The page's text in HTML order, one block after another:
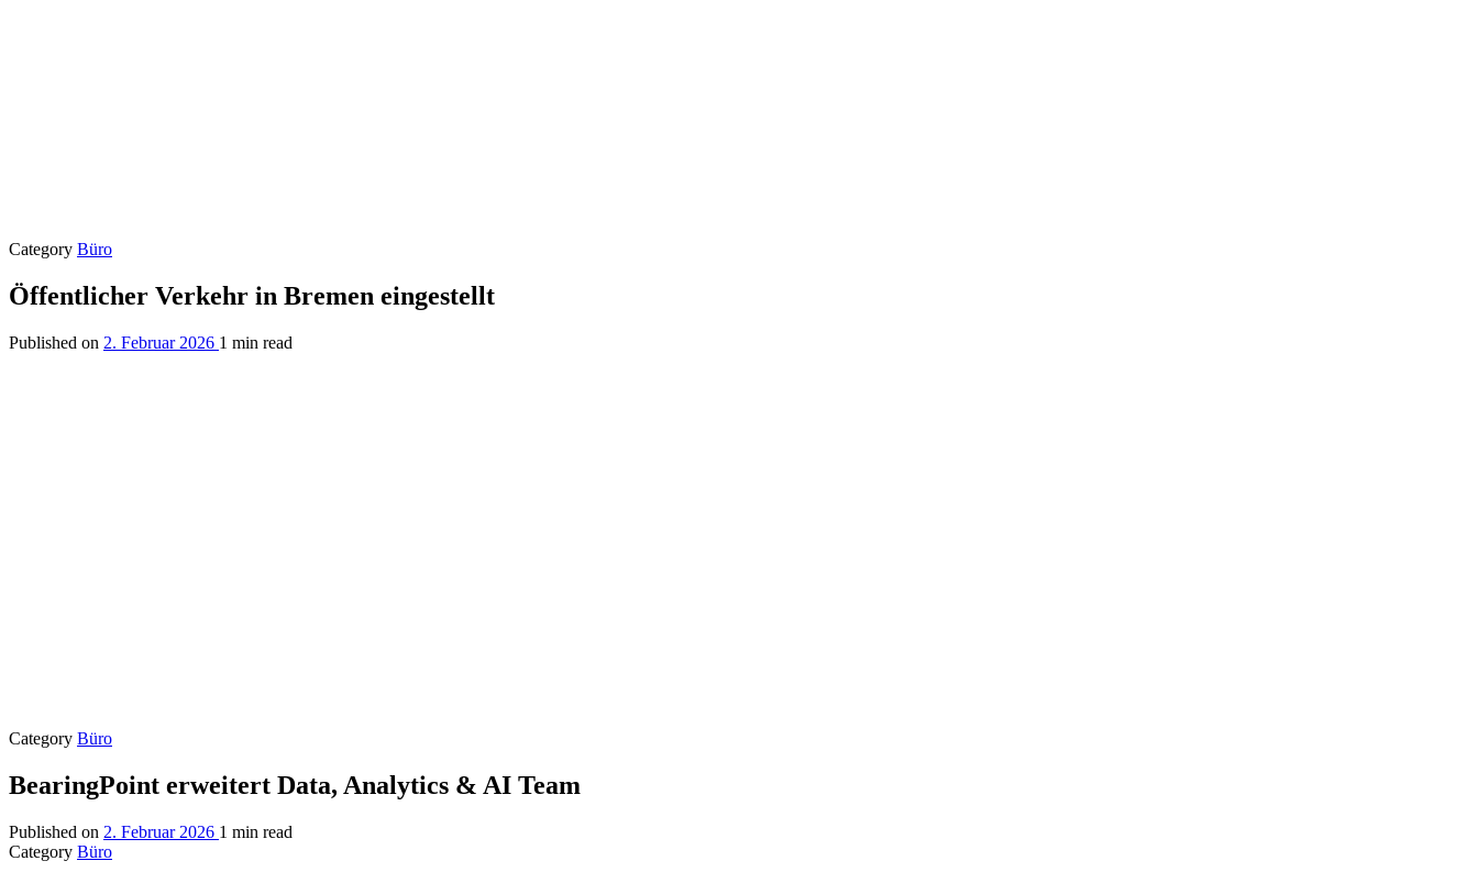
Category Büro
Öffentlicher Verkehr in Bremen eingestellt
Published on 2. Februar 2026 1 min read
Category Büro
BearingPoint erweitert Data, Analytics & AI Team
Published on 2. Februar 2026 1 min read
Category Büro